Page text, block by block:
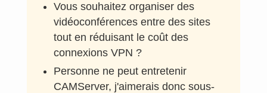
Vous souhaitez organiser des
vidéoconférences entre des sites
tout en réduisant le coût des
connexions VPN ?
Personne ne peut entretenir
CAMServer, j'aimerais donc sous-